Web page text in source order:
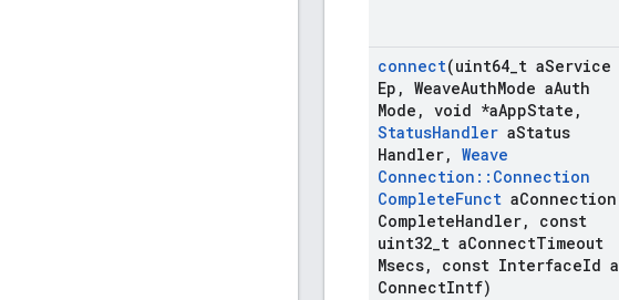
connect(uint64 t aService
Ep , WeaveAuthMode aAuth
Mode , void *aAppState ,
StatusHandler aStatus
Handler, Weave
Connection :: Connection
CompleteFunct aConnection
CompleteHandler,
const
uint32 t aConnectTimeout
Msecs, const InterfaceId a
ConnectIntf)